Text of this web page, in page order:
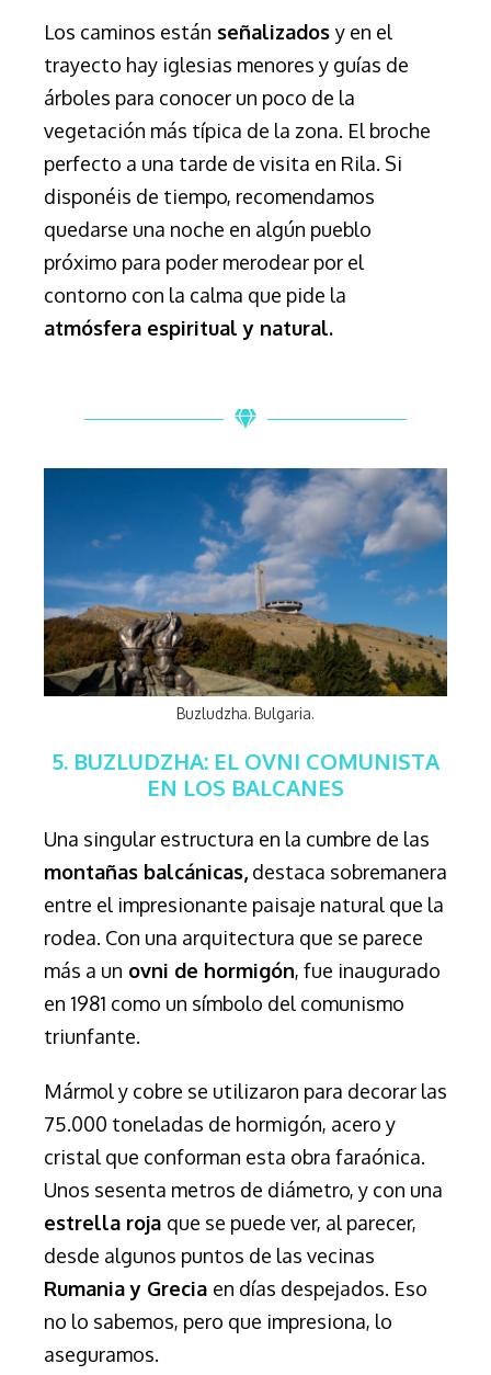
Los caminos están señalizados y en el
trayecto hay iglesias menores y guías de
árboles para conocer un poco de la
vegetación más típica de la zona. El broche
perfecto a una tarde de visita en Rila. Si
disponéis de tiempo, recomendamos
quedarse una noche en algún pueblo
próximo para poder merodear por el
contorno con la calma que pide la
atmósfera espiritual y natural.
Buzludzha. Bulgaria.
5. BUZLUDZHA: EL OVNI COMUNISTA
EN LOS BALCANES
Una singular estructura en la cumbre de las
montañas balcánicas, destaca sobremanera
entre el impresionante paisaje natural que la
rodea. Con una arquitectura que se parece
más a un ovni de hormigón, fue inaugurado
en 1981 como un símbolo del comunismo
triunfante.
Mármol y cobre se utilizaron para decorar las
75.000 toneladas de hormigón, acero y
cristal que conforman esta obra faraónica.
Unos sesenta metros de diámetro, y con una
estrella roja que se puede ver, al parecer,
desde algunos puntos de las vecinas
Rumania y Grecia en días despejados. Eso
no lo sabemos, pero que impresiona, lo
aseguramos.